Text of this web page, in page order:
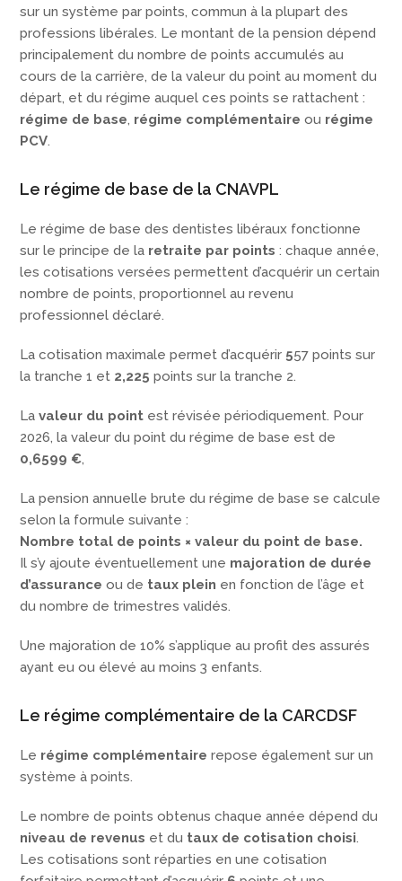
sur un système par points, commun à la plupart des
professions libérales. Le montant de la pension dépend
principalement du nombre de points accumulés au
cours de la carrière, de la valeur du point au moment du
départ, et du régime auquel ces points se rattachent :
régime de base, régime complémentaire ou régime
PCV.
Le régime de base de la CNAVPL
Le régime de base des dentistes libéraux fonctionne
sur le principe de la retraite par points : chaque année,
les cotisations versées permettent d’acquérir un certain
nombre de points, proportionnel au revenu
professionnel déclaré.
La cotisation maximale permet d’acquérir 557 points sur
la tranche 1 et 2,225points sur la tranche 2.
Lavaleur du point est révisée périodiquement. Pour
2026, la valeur du point du régime de base est de
0,6599 €,
La pension annuelle brute du régime de base se calcule
selon la formule suivante :
Nombre total de points × valeur du point de base.
Il s’y ajoute éventuellement une majoration de durée
d’assurance ou de taux plein en fonction de l’âge et
du nombre de trimestres validés.
Une majoration de 10% s’applique au profit des assurés
ayant eu ou élevé au moins 3 enfants.
Le régime complémentaire de la CARCDSF
Le régime complémentaire repose également sur un
système à points.
Le nombre de points obtenus chaque année dépend du
niveau de revenus et du taux de cotisation choisi.
Les cotisations sont réparties en une cotisation